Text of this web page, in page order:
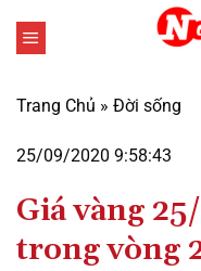
qua
dung
Trang Chủ » Đời sống
25/09/2020 9:58:43
Giá vàng
trong vòng